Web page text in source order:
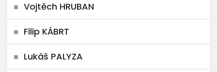
Vojtěch HRUBAN
Filip KÁBRT
Lukáš PALYZA